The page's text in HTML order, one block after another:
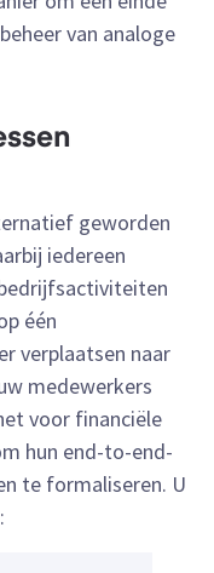
van analoge
geworden
iedereen
één
verplaatsen naar
medewerkers
voor financiële
hun end-to-end-
te formaliseren. U